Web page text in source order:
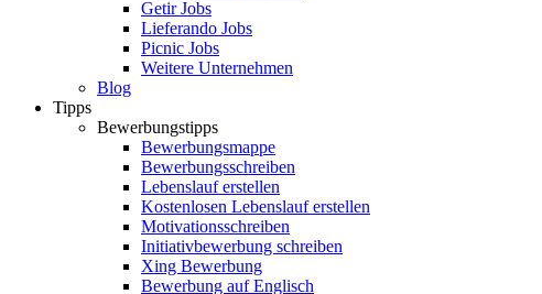
Getir Jobs
Lieferando Jobs
Picnic Jobs
Weitere Unternehmen
Blog
Tipps
Bewerbungstipps
Bewerbungsmappe
Bewerbungsschreiben
Lebenslauf erstellen
Kostenlosen Lebenslauf erstellen
Motivationsschreiben
Initiativbewerbung schreiben
Xing Bewerbung
Bewerbung auf Englisch